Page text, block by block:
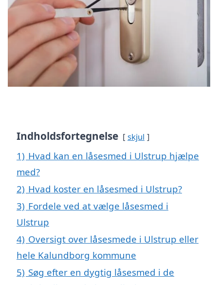
Indholdsfortegnelse skjul
1) Hvad kan en låsesmed i Ulstrup hjælpe
med?
2) Hvad koster en låsesmed i Ulstrup?
3) Fordele ved at vælge låsesmed i
Ulstrup
4) Oversigt over låsesmede i Ulstrup eller
hele Kalundborg kommune
5) Søg efter en dygtig låsesmed i de